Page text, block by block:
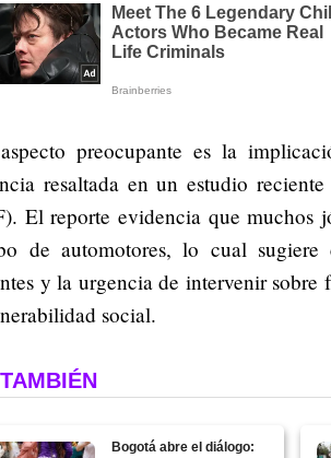
preocupante es la
resaltada en un estudio
El reporte evidencia que muchos
de automotores, lo cual sugiere
y la urgencia de intervenir
social.
Bogotá abre el diálogo: